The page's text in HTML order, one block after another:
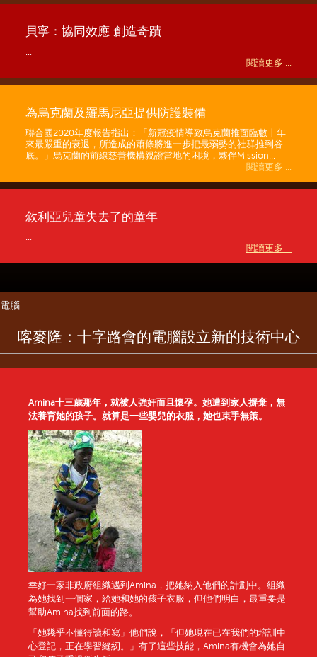
貝寧：協同效應 創造奇蹟
...
閱讀更多 ...
為烏克蘭及羅馬尼亞提供防護裝備
聯合國2020年度報告指出：「新冠疫情導致烏克蘭推面臨數十年
來最嚴重的衰退，所造成的蕭條將進一步把最弱勢的社群推到谷
底。」烏克蘭的前線慈善機構親證當地的困境，夥伴Mission...
閱讀更多 ...
敘利亞兒童失去了的童年
...
閱讀更多 ...
電腦
喀麥隆：十字路會的電腦設立新的技術中心
Amina十三歲那年，就被人強奸而且懷孕。她遭到家人摒棄，無
法養育她的孩子。就算是一些嬰兒的衣服，她也束手無策。
幸好一家非政府組織遇到Amina，把她納入他們的計劃中。組織
為她找到一個家，給她和她的孩子衣服，但他們明白，最重要是
幫助Amina找到前面的路。
「她幾乎不懂得讀和寫」他們說，「但她現在已在我們的培訓中
心登記，正在學習縫紉。」有了這些技能，Amina有機會為她自